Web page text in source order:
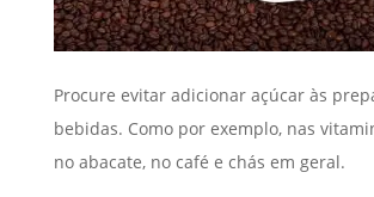
Procure evitar adicionar açúcar às
bebidas. Como por exemplo, nas
no abacate, no café e chás em geral.